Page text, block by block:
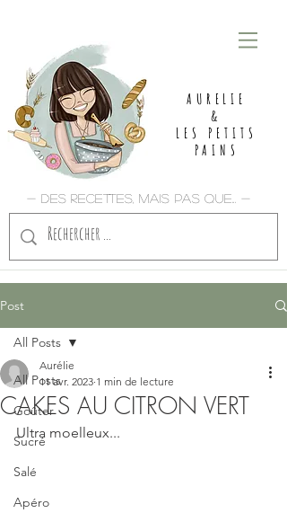
AURELIE
&
LES PETITS
PAINS
- Des recettes, mais pas que... -
Post
All Posts
Goûter
Sucré
Salé
Apéro
All Posts
CAKES AU CITRON VERT
Aurélie
11 avr. 2023 1 min de lecture
Ultra moelleux...